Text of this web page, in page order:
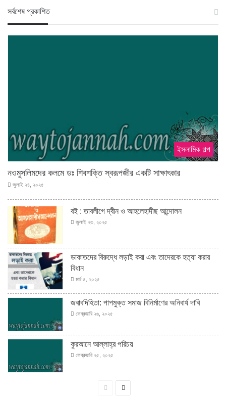
স‍র্বশেষ প্রকাশিত
ইসলামিক গল্প
নওমুসলিমদের কলমে ডঃ শিবশক্তি স্বরূপজীর একটি সাক্ষাৎকার
জুলাই ২৪, ২০২৫
বই : তাবলীগে দ্বীন ও আহলেহাদীছ আন্দোলন
জুলাই ২৩, ২০২৫
ডাকাতদের বিরুদ্ধে লড়াই করা এবং তাদেরকে হত্যা করার
বিধান
মার্চ ৫, ২০২৫
জবাবদিহিতা: পাপমুক্ত সমাজ বিনির্মাণের অনিবার্য দাবি
ফেব্রুয়ারি ২৬, ২০২৫
কুরআনে আল্লাহ্‌র পরিচয়
ফেব্রুয়ারি ২৫, ২০২৫
পূর্বের পরবর্তী